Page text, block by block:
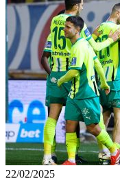
22/02/2025